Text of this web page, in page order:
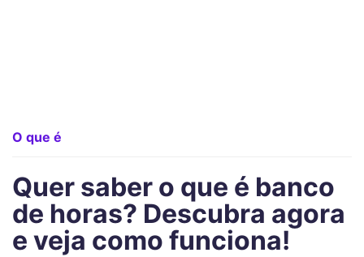
O que é
Quer saber o que é banco
de horas? Descubra agora
e veja como funciona!